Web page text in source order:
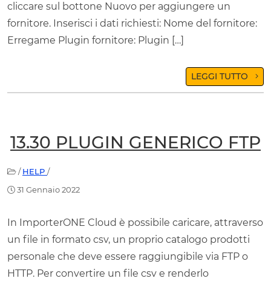
cliccare sul bottone Nuovo per aggiungere un
fornitore. Inserisci i dati richiesti: Nome del fornitore:
Erregame Plugin fornitore: Plugin […]
LEGGI TUTTO
13.30 PLUGIN GENERICO FTP
/HELP /
31 Gennaio 2022
In ImporterONE Cloud è possibile caricare, attraverso
un file in formato csv, un proprio catalogo prodotti
personale che deve essere raggiungibile via FTP o
HTTP. Per convertire un file csv e renderlo